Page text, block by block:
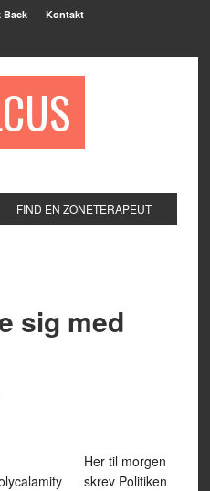
Back Kontakt
FIND EN ZONETERAPEUT
sig med
Her til morgen
skrev Politiken